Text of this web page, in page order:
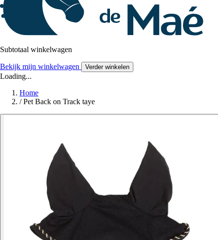
Subtotaal winkelwagen
Bekijk mijn winkelwagen Verder winkelen
Loading...
Home
/ Pet Back on Track taye